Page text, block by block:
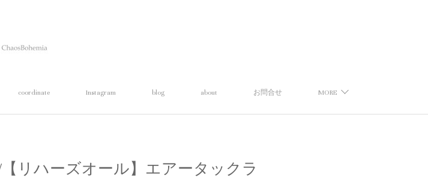
coordinate Instagram blog about お問合せ MORE
/【リハーズオール】エアータックラ